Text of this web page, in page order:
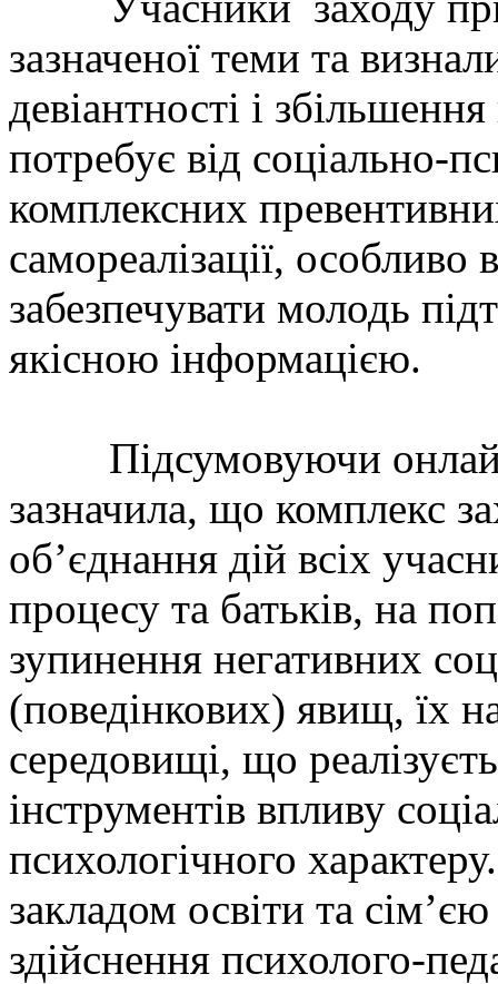
зазначеної теми та
девіантності і
потребує від соціально-
комплексних
самореалізації,
забезпечувати молодь
якісною інформацією.
Підсумовуючи онлайн
зазначила, що комплекс
об’єднання дій всіх
процесу та батьків, на
зупинення негативних
(поведінкових) явищ, їх
середовищі, що
інструментів впливу
психологічного
закладом освіти та
здійснення психолого-